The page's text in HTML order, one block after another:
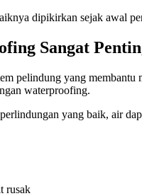
dipikirkan sejak awal
Sangat
pelindung yang
waterproofing.
yang baik, air
rusak